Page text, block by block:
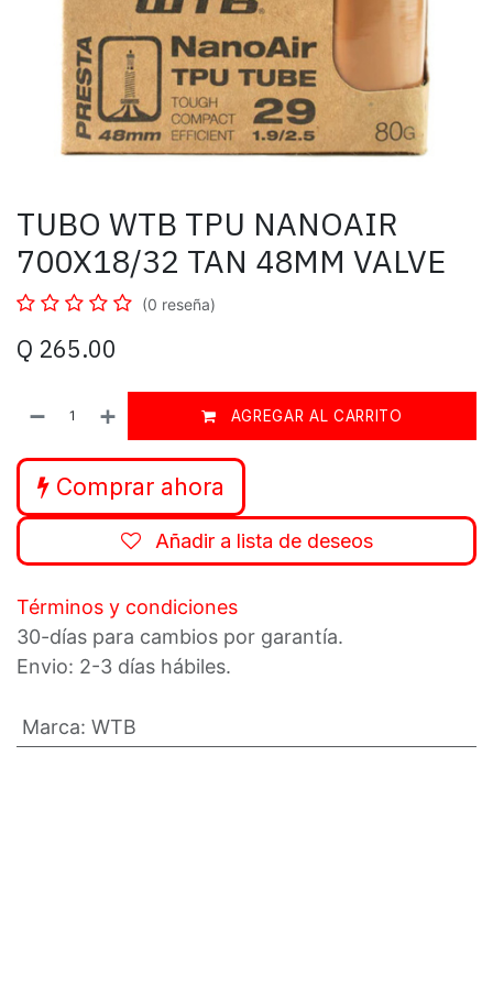
TUBO WTB TPU NANOAIR
700X18/32 TAN 48MM VALVE
(0 reseña)
Q 265.00
AGREGAR AL CARRITO
Comprar ahora
Añadir a lista de deseos
Términos y condiciones
30-días para cambios por garantía.
Envio: 2-3 días hábiles.
Marca: WTB